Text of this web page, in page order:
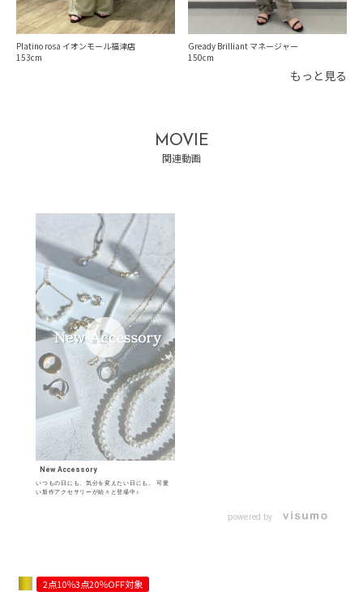
Platino rosa イオンモール福津店
153
Gready Brilliant マネージャー
150
もっと見る
MOVIE
関連動画
New Accessory
いつもの日にも、気分を変えたい日にも。 可愛
い新作アクセサリーが続々と登場中♪
powered by
2点10％3点20％OFF対象